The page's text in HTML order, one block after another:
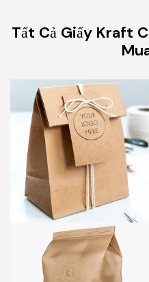
Tất Cả Giấy Kraft